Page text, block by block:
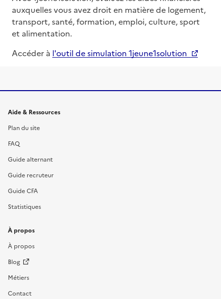
auxquelles vous avez droit en matière de logement,
transport, santé, formation, emploi, culture, sport
et alimentation.
Accéder à l'outil de simulation 1jeune1solution
Informations et liens du site
Aide & Ressources
Plan du site
FAQ
Guide alternant
Guide recruteur
Guide CFA
Statistiques
À propos
À propos
Blog
Métiers
Contact